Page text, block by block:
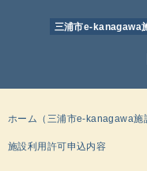
三浦市e-kanagawa
ホーム（三浦市e-kanagawa施
施設利用許可申込内容